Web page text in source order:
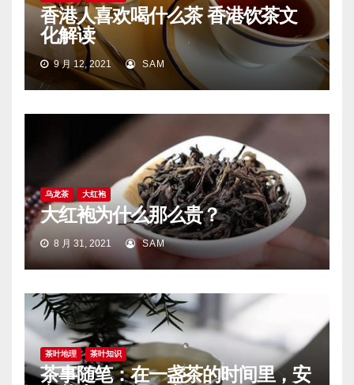
香港人喜欢喝什么茶 香港饮茶文
化解读
9 月 12, 2021 SAM
乌龙茶 大红袍
大红袍为什么那么贵？
8 月 31, 2021 SAM
茶叶地理 茶叶知识
茶事随笔：在一盏茶的时间里，安